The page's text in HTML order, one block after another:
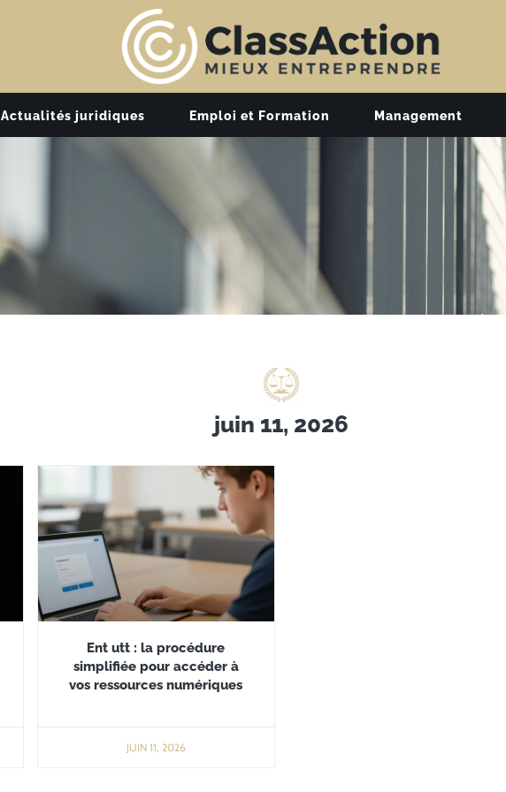
Actualités juridiques Emploi et Formation Management
juin 11, 2026
Ent utt : la procédure
simplifiée pour accéder à
vos ressources numériques
JUIN 11, 2026